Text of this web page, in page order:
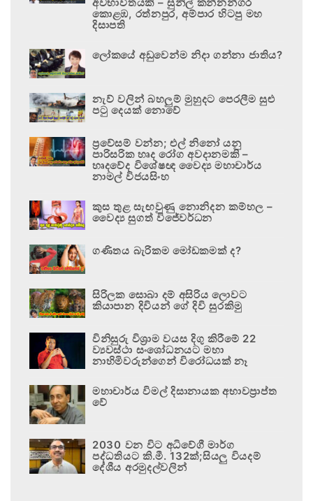
කොළඹ, රත්නපුර, අම්පාර හිටපු මහ
දිසාපති
ලෝකයේ අඩුවෙන්ම නිදා ගන්නා ජාතිය?
නැව් වලින් බහලුම් මුහුදට පෙරලීම සුළු
පටු දෙයක් නොවේ
ප්‍රවේසම් වන්න; එල් නිනෝ යනු
පාරිසරික හෘද රෝග අවදානමකි –
හෘදවේද විශේෂඥ වෛද්‍ය මහාචාර්ය
නාමල් විජයසිංහ
කුස තුළ සැඟවුණු නොනිදන කම්හල –
වෛද්‍ය සුගත් විජේවර්ධන
ගණිතය බැරිකම මෝඩකමක් ද?
සිරිලක සොබා දම් අසිරිය ලොවට
කියාපාන දිවියන් ගේ දිවි සුරකිමු
විනිසුරු විශ්‍රාම වයස දිගු කිරීමේ 22
ව්‍යවස්ථා සංශෝධනයට මහා
නාහිමිවරුන්ගෙන් විරෝධයක් නෑ
මහාචාර්ය විමල් දිසානායක අභාවප්‍රාප්ත
වේ
2030 වන විට අධිවේගී මාර්ග
පද්ධතියට කි.මී. 132ක්;සියලු වියදම්
දේශීය අරමුදල්වලින්